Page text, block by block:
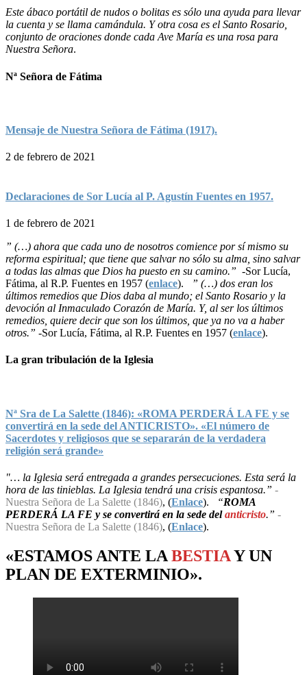
Este ábaco portátil de nudos o bolitas es sólo una ayuda para llevar
la cuenta y se llama camándula. Y otra cosa es el Santo Rosario,
conjunto de oraciones donde cada Ave María es una rosa para
Nuestra Señora.
Nª Señora de Fátima
Mensaje de Nuestra Señora de Fátima (1917).
2 de febrero de 2021
Declaraciones de Sor Lucía al P. Agustín Fuentes en 1957.
1 de febrero de 2021
” (…) ahora que cada uno de nosotros comience por sí mismo su
reforma espiritual; que tiene que salvar no sólo su alma, sino salvar
a todas las almas que Dios ha puesto en su camino.” -Sor Lucía,
Fátima, al R.P. Fuentes en 1957 (enlace).
” (…) dos eran los
últimos remedios que Dios daba al mundo; el Santo Rosario y la
devoción al Inmaculado Corazón de María. Y, al ser los últimos
remedios, quiere decir que son los últimos, que ya no va a haber
otros.” -Sor Lucía, Fátima, al R.P. Fuentes en 1957 (enlace).
La gran tribulación de la Iglesia
Nª Sra de La Salette (1846): «ROMA PERDERÁ LA FE y se
convertirá en la sede del ANTICRISTO». «El número de
Sacerdotes y religiosos que se separarán de la verdadera
religión será grande»
"… la Iglesia será entregada a grandes persecuciones. Esta será la
hora de las tinieblas. La Iglesia tendrá una crisis espantosa.” -
Nuestra Señora de La Salette (1846), (Enlace). “ROMA
PERDERÁ LA FE y se convertirá en la sede delanticristo.” -
Nuestra Señora de La Salette (1846), (Enlace).
«ESTAMOS ANTE LA BESTIAY UN
PLAN DE EXTERMINIO».